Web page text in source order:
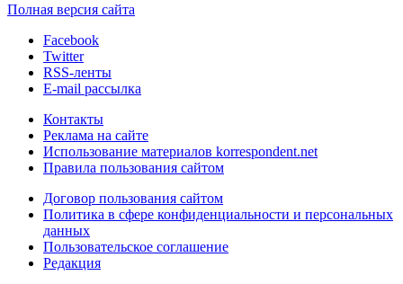
Полная версия сайта
Facebook
Twitter
RSS-ленты
E-mail рассылка
Контакты
Реклама на сайте
Использование материалов korrespondent.net
Правила пользования сайтом
Договор пользования сайтом
Политика в сфере конфиденциальности и персональных
данных
Пользовательское соглашение
Редакция